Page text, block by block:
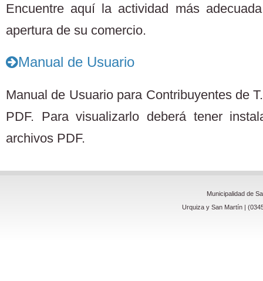
Encuentre aquí la actividad más
apertura de su comercio.
Manual de Usuario
Manual de Usuario para Contribuyentes de
PDF. Para visualizarlo deberá tener
archivos PDF.
Municipalidad de
Urquiza y San Martín |